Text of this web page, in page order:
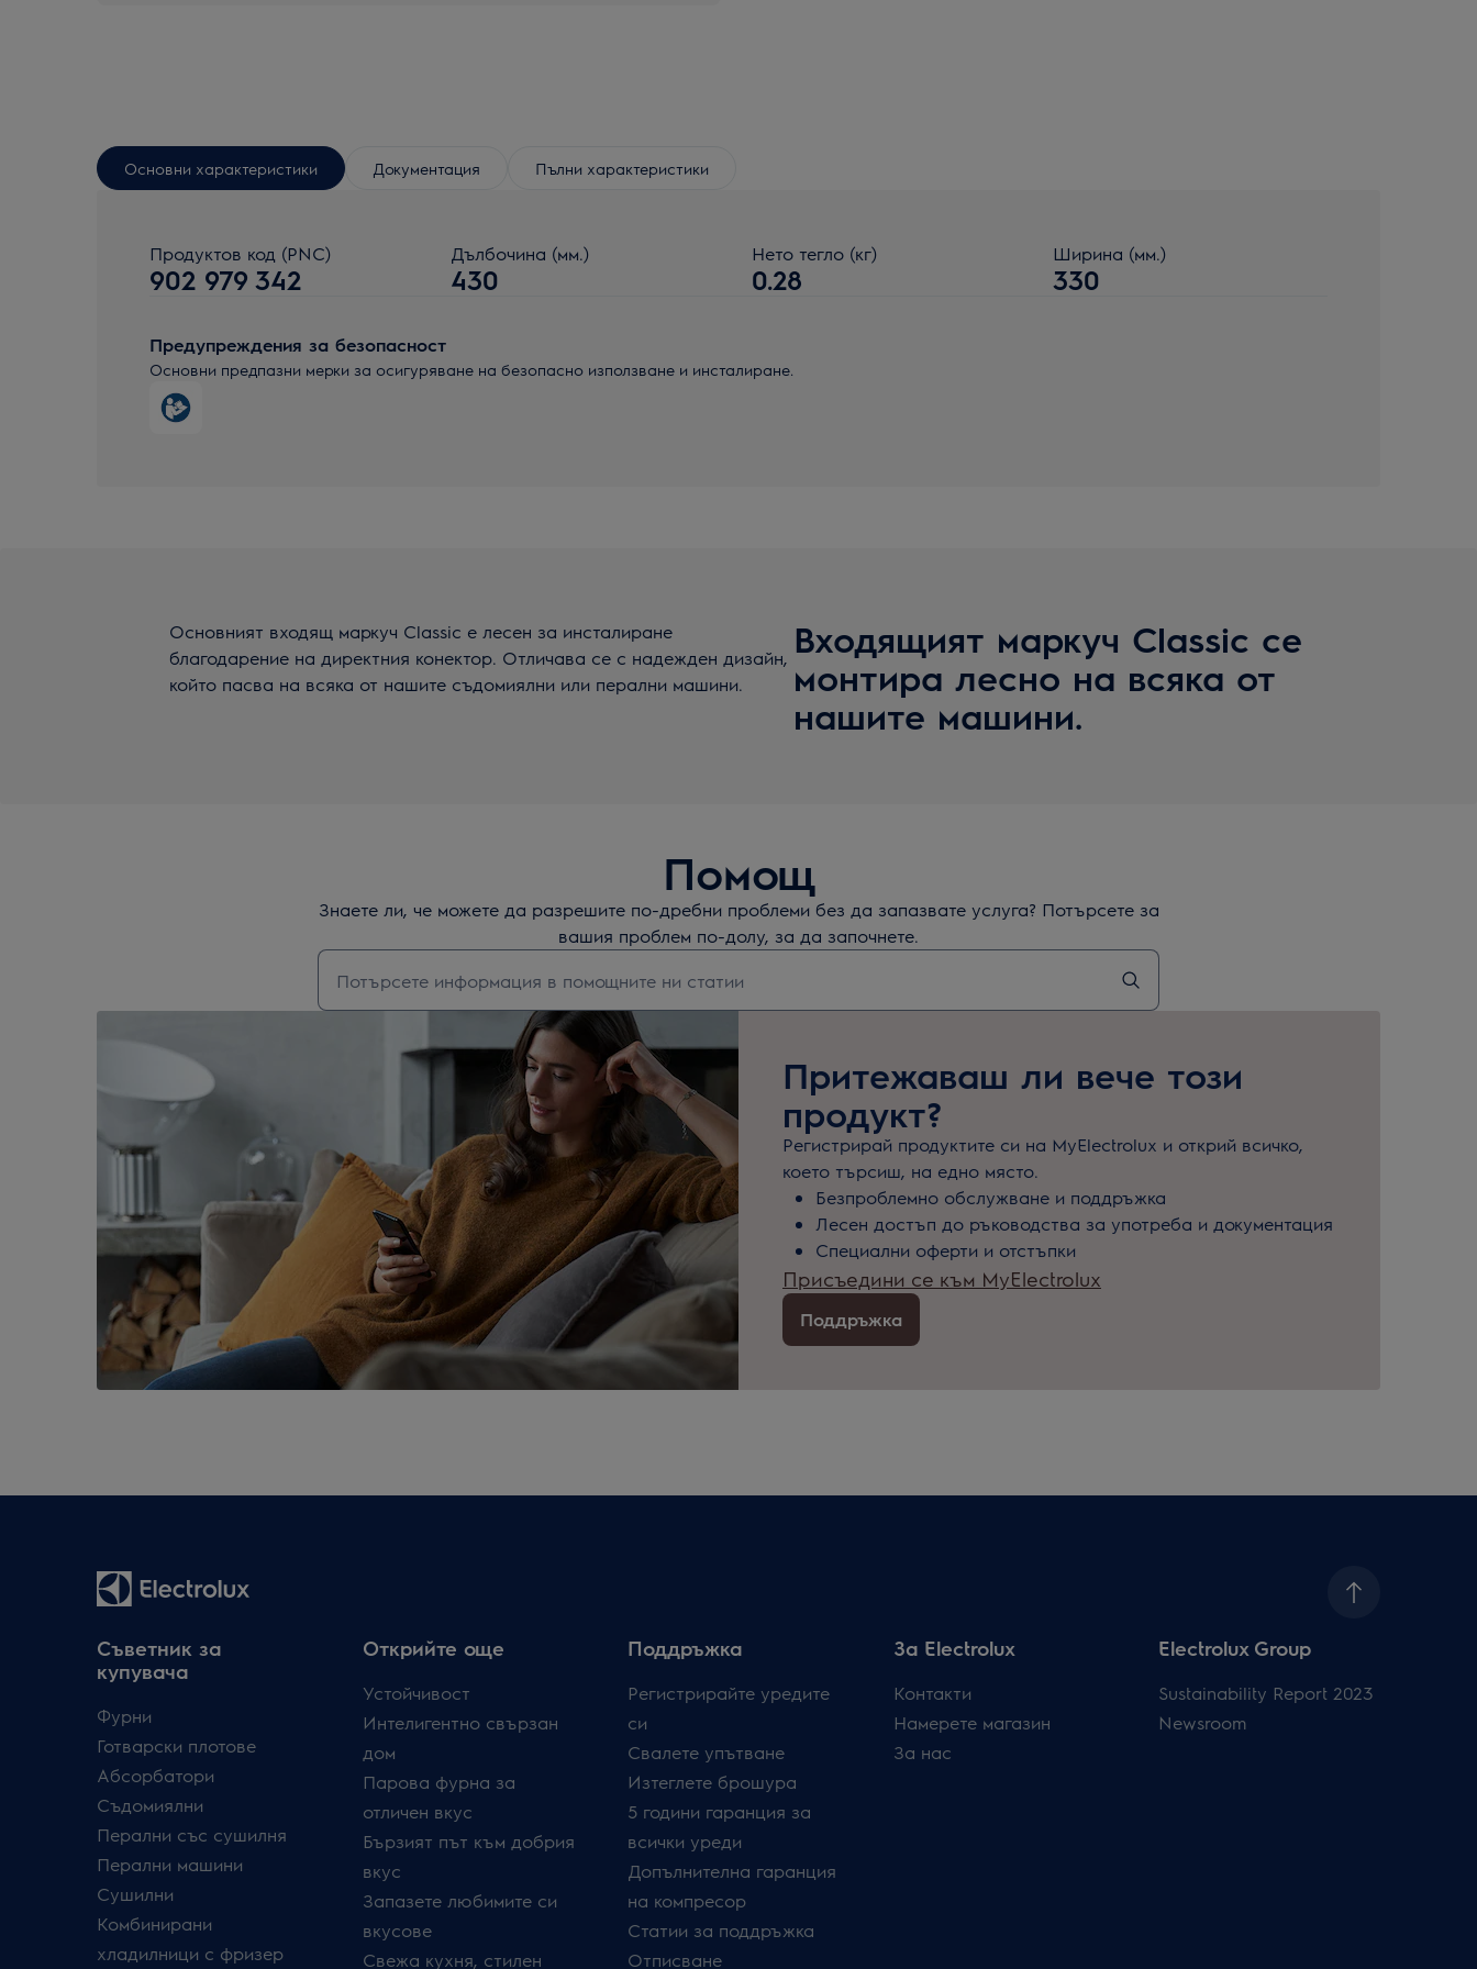
Основни характеристики Документация Пълни характеристики
Продуктов код (PNC)
902 979 342
Дълбочина (мм.)
430
Нето тегло (кг)
0.28
Ширина (мм.)
330
Предупреждения за безопасност
Основни предпазни мерки за осигуряване на безопасно използване и инсталиране.
Входящият маркуч Classic се
монтира лесно на всяка от
нашите машини.
Основният входящ маркуч Classic е лесен за инсталиране
благодарение на директния конектор. Отличава се с надежден дизайн,
който пасва на всяка от нашите съдомиялни или перални машини.
Помощ
Знаете ли, че можете да разрешите по-дребни проблеми без да запазвате услуга? Потърсете за
вашия проблем по-долу, за да започнете.
Въведете текст за да потърсите статии за поддръжка
Притежаваш ли вече този
продукт?
Регистрирай продуктите си на MyElectrolux и открий всичко,
което търсиш, на едно място.
Безпроблемно обслужване и поддръжка
Лесен достъп до ръководства за употреба и документация
Специални оферти и отстъпки
Присъедини се към MyElectrolux
Поддръжка
Съветник за
купувача
Фурни
Готварски плотове
Абсорбатори
Съдомиялни
Перални със сушилня
Перални машини
Сушилни
Комбинирани
хладилници с фризер
Открийте още
Устойчивост
Интелигентно свързан
дом
Парова фурна за
отличен вкус
Бързият път към добрия
вкус
Запазете любимите си
вкусове
Свежа кухня, стилен
Поддръжка
Регистрирайте уредите
си
Свалете упътване
Изтеглете брошура
5 години гаранция за
всички уреди
Допълнителна гаранция
на компресор
Статии за поддръжка
Отписване
За Electrolux
Контакти
Намерете магазин
За нас
Electrolux Group
Sustainability Report 2023
Newsroom